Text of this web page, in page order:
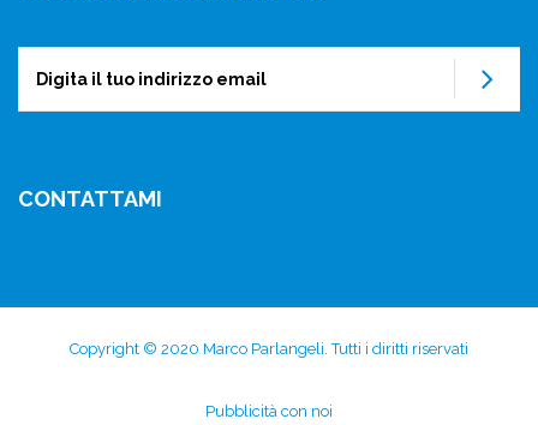
CONTATTAMI
Copyright © 2020 Marco Parlangeli. Tutti i diritti riservati
Pubblicità con noi